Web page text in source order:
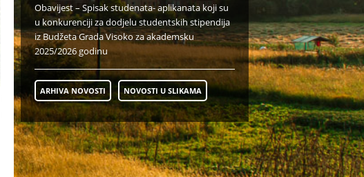
Obavijest – Spisak studenata- aplikanata koji su
u konkurenciji za dodjelu studentskih stipendija
iz Budžeta Grada Visoko za akademsku
2025/2026 godinu
ARHIVA NOVOSTI NOVOSTI U SLIKAMA